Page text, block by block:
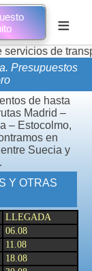
≡
transporte de
Presupuestos
de hasta
Madrid –
– Estocolmo,
en
Suecia y
Y OTRAS
LLEGADA
06.08
11.08
18.08